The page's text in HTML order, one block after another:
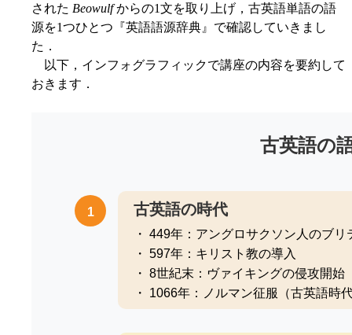
された Beowulfからの1文を取り上げ，古英語単語の語
源を1つひとつ『英語語源辞典』で確認していきまし
た．
以下，インフォグラフィックで講座の内容を要約して
おきます．
古英語の
1 古英語の時代
・ 449年：アングロサクソン人のブリ
・ 597年：キリスト教の導入
・ 8世紀末：ヴァイキングの侵攻開始
・ 1066年：ノルマン征服（古英語時